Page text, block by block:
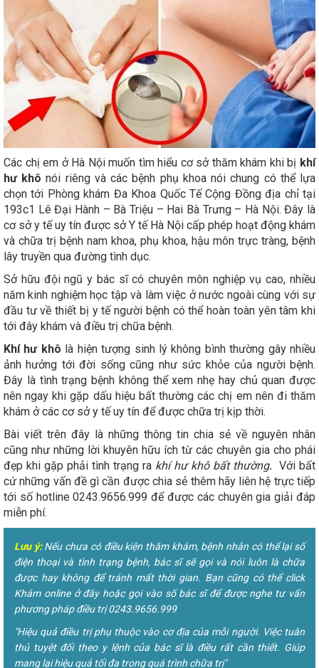
Các chị em ở Hà Nội muốn tìm hiểu cơ sở thăm khám khi bị khí
hư khô nói riêng và các bệnh phụ khoa nói chung có thể lựa
chọn tới Phòng khám Đa Khoa Quốc Tế Cộng Đồng địa chỉ tại
193c1 Lê Đại Hành – Bà Triệu – Hai Bà Trưng – Hà Nội. Đây là
cơ sở y tế uy tín được sở Y tế Hà Nội cấp phép hoạt động khám
và chữa trị bệnh nam khoa, phụ khoa, hậu môn trực tràng, bệnh
lây truyền qua đường tình dục.
Sở hữu đội ngũ y bác sĩ có chuyên môn nghiệp vụ cao, nhiều
năm kinh nghiệm học tập và làm việc ở nước ngoài cùng với sự
đầu tư về thiết bị y tế người bệnh có thể hoàn toàn yên tâm khi
tới đây khám và điều trị chữa bệnh.
Khí hư khô là hiện tượng sinh lý không bình thường gây nhiều
ảnh hưởng tới đời sống cũng như sức khỏe của người bệnh.
Đây là tình trạng bệnh không thể xem nhẹ hay chủ quan được
nên ngay khi gặp dấu hiệu bất thường các chị em nên đi thăm
khám ở các cơ sở y tế uy tín để được chữa trị kịp thời.
Bài viết trên đây là những thông tin chia sẻ về nguyên nhân
cũng như những lời khuyên hữu ích từ các chuyên gia cho phái
đẹp khi gặp phải tình trạng ra khí hư khô bất thường. Với bất
cứ những vấn đề gì cần được chia sẻ thêm hãy liên hệ trực tiếp
tới số hotline 0243.9656.999 để được các chuyên gia giải đáp
miễn phí.
Lưu ý:Nếu chưa có điều kiện thăm khám, bệnh nhân có thể lại số
điện thoại và tình trạng bệnh, bác sĩ sẽ gọi và nói luôn là chữa
được hay không để tránh mất thời gian. Bạn cũng có thể click
Khám online ở đây hoặc gọi vào số bác sĩ để được nghe tư vấn
phương pháp điều trị 0243.9656.999
"Hiệu quả điều trị phụ thuộc vào cơ địa của mỗi người. Việc tuân
thủ tuyệt đối theo y lệnh của bác sĩ là điều rất cần thiết. Giúp
mang lại hiệu quả tối đa trong quá trình chữa trị"